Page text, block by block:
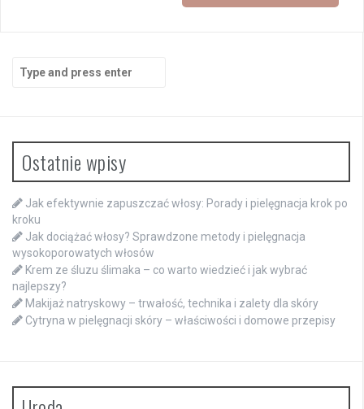
for:
Ostatnie wpisy
Jak efektywnie zapuszczać włosy: Porady i pielęgnacja krok po
kroku
Jak dociążać włosy? Sprawdzone metody i pielęgnacja
wysokoporowatych włosów
Krem ze śluzu ślimaka – co warto wiedzieć i jak wybrać
najlepszy?
Makijaż natryskowy – trwałość, technika i zalety dla skóry
Cytryna w pielęgnacji skóry – właściwości i domowe przepisy